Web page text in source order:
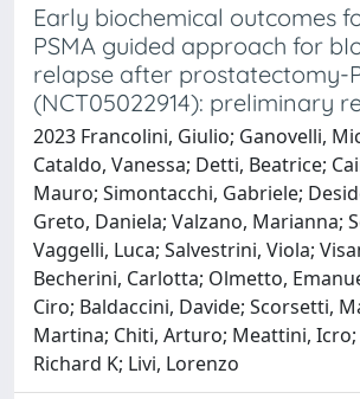
Early biochemical outcomes
PSMA guided approach for
relapse after prostatectomy-
(NCT05022914): preliminary
2023 Francolini, Giulio; Ganovelli,
Cataldo, Vanessa; Detti, Beatrice;
Mauro; Simontacchi, Gabriele;
Greto, Daniela; Valzano, Marianna;
Vaggelli, Luca; Salvestrini, Viola;
Becherini, Carlotta; Olmetto,
Ciro; Baldaccini, Davide; Scorsetti,
Martina; Chiti, Arturo; Meattini, Icro;
Richard K; Livi, Lorenzo